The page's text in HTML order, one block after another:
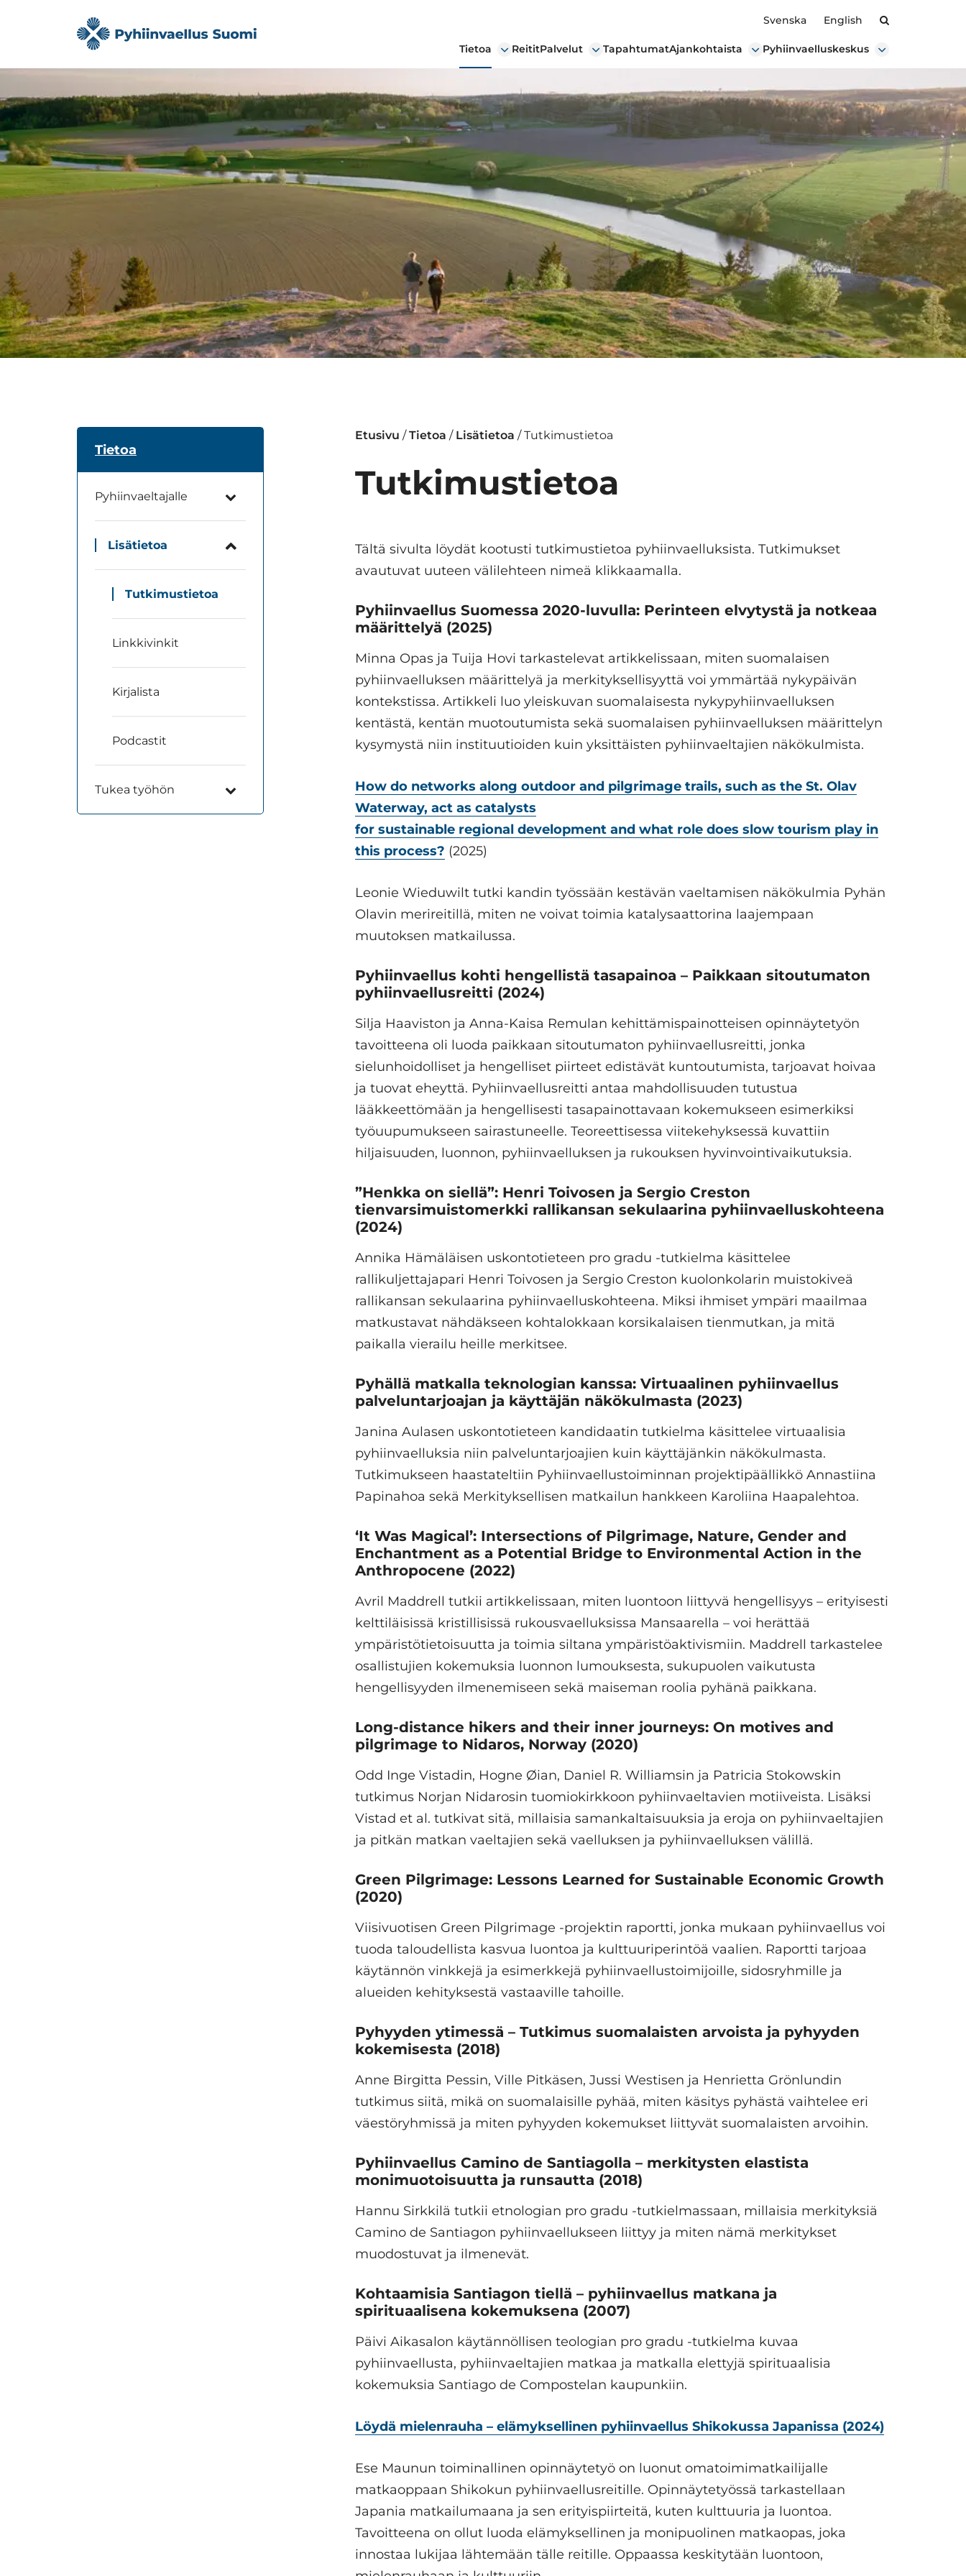
Svenska English
Tietoa ReititPalvelut TapahtumatAjankohtaista Pyhiinvaelluskeskus
Tietoa
Pyhiinvaeltajalle
Lisätietoa
Tutkimustietoa
Linkkivinkit
Kirjalista
Podcastit
Tukea työhön
Etusivu /Tietoa / Lisätietoa /Tutkimustietoa
Tutkimustietoa
Tältä sivulta löydät kootusti tutkimustietoa pyhiinvaelluksista. Tutkimukset
avautuvat uuteen välilehteen nimeä klikkaamalla.
Pyhiinvaellus Suomessa 2020-luvulla: Perinteen elvytystä ja notkeaa
määrittelyä (2025)
Minna Opas ja Tuija Hovi tarkastelevat artikkelissaan, miten suomalaisen
pyhiinvaelluksen määrittelyä ja merkityksellisyyttä voi ymmärtää nykypäivän
kontekstissa. Artikkeli luo yleiskuvan suomalaisesta nykypyhiinvaelluksen
kentästä, kentän muotoutumista sekä suomalaisen pyhiinvaelluksen määrittelyn
kysymystä niin instituutioiden kuin yksittäisten pyhiinvaeltajien näkökulmista.
How do networks along outdoor and pilgrimage trails, such as the St. Olav
Waterway, act as catalysts
for sustainable regional development and what role does slow tourism play in
this process? (2025)
Leonie Wieduwilt tutki kandin työssään kestävän vaeltamisen näkökulmia Pyhän
Olavin merireitillä, miten ne voivat toimia katalysaattorina laajempaan
muutoksen matkailussa.
Pyhiinvaellus kohti hengellistä tasapainoa – Paikkaan sitoutumaton
pyhiinvaellusreitti (2024)
Silja Haaviston ja Anna-Kaisa Remulan kehittämispainotteisen opinnäytetyön
tavoitteena oli luoda paikkaan sitoutumaton pyhiinvaellusreitti, jonka
sielunhoidolliset ja hengelliset piirteet edistävät kuntoutumista, tarjoavat hoivaa
ja tuovat eheyttä. Pyhiinvaellusreitti antaa mahdollisuuden tutustua
lääkkeettömään ja hengellisesti tasapainottavaan kokemukseen esimerkiksi
työuupumukseen sairastuneelle. Teoreettisessa viitekehyksessä kuvattiin
hiljaisuuden, luonnon, pyhiinvaelluksen ja rukouksen hyvinvointivaikutuksia.
”Henkka on siellä”: Henri Toivosen ja Sergio Creston
tienvarsimuistomerkki rallikansan sekulaarina pyhiinvaelluskohteena
(2024)
Annika Hämäläisen uskontotieteen pro gradu -tutkielma käsittelee
rallikuljettajapari Henri Toivosen ja Sergio Creston kuolonkolarin muistokiveä
rallikansan sekulaarina pyhiinvaelluskohteena. Miksi ihmiset ympäri maailmaa
matkustavat nähdäkseen kohtalokkaan korsikalaisen tienmutkan, ja mitä
paikalla vierailu heille merkitsee.
Pyhällä matkalla teknologian kanssa: Virtuaalinen pyhiinvaellus
palveluntarjoajan ja käyttäjän näkökulmasta (2023)
Janina Aulasen uskontotieteen kandidaatin tutkielma käsittelee virtuaalisia
pyhiinvaelluksia niin palveluntarjoajien kuin käyttäjänkin näkökulmasta.
Tutkimukseen haastateltiin Pyhiinvaellustoiminnan projektipäällikkö Annastiina
Papinahoa sekä Merkityksellisen matkailun hankkeen Karoliina Haapalehtoa.
‘It Was Magical’: Intersections of Pilgrimage, Nature, Gender and
Enchantment as a Potential Bridge to Environmental Action in the
Anthropocene (2022)
Avril Maddrell tutkii artikkelissaan, miten luontoon liittyvä hengellisyys – erityisesti
kelttiläisissä kristillisissä rukousvaelluksissa Mansaarella – voi herättää
ympäristötietoisuutta ja toimia siltana ympäristöaktivismiin. Maddrell tarkastelee
osallistujien kokemuksia luonnon lumouksesta, sukupuolen vaikutusta
hengellisyyden ilmenemiseen sekä maiseman roolia pyhänä paikkana.
Long-distance hikers and their inner journeys: On motives and
pilgrimage to Nidaros, Norway (2020)
Odd Inge Vistadin, Hogne Øian, Daniel R. Williamsin ja Patricia Stokowskin
tutkimus Norjan Nidarosin tuomiokirkkoon pyhiinvaeltavien motiiveista. Lisäksi
Vistad et al. tutkivat sitä, millaisia samankaltaisuuksia ja eroja on pyhiinvaeltajien
ja pitkän matkan vaeltajien sekä vaelluksen ja pyhiinvaelluksen välillä.
Green Pilgrimage: Lessons Learned for Sustainable Economic Growth
(2020)
Viisivuotisen Green Pilgrimage -projektin raportti, jonka mukaan pyhiinvaellus voi
tuoda taloudellista kasvua luontoa ja kulttuuriperintöä vaalien. Raportti tarjoaa
käytännön vinkkejä ja esimerkkejä pyhiinvaellustoimijoille, sidosryhmille ja
alueiden kehityksestä vastaaville tahoille.
Pyhyyden ytimessä – Tutkimus suomalaisten arvoista ja pyhyyden
kokemisesta (2018)
Anne Birgitta Pessin, Ville Pitkäsen, Jussi Westisen ja Henrietta Grönlundin
tutkimus siitä, mikä on suomalaisille pyhää, miten käsitys pyhästä vaihtelee eri
väestöryhmissä ja miten pyhyyden kokemukset liittyvät suomalaisten arvoihin.
Pyhiinvaellus Camino de Santiagolla – merkitysten elastista
monimuotoisuutta ja runsautta (2018)
Hannu Sirkkilä tutkii etnologian pro gradu -tutkielmassaan, millaisia merkityksiä
Camino de Santiagon pyhiinvaellukseen liittyy ja miten nämä merkitykset
muodostuvat ja ilmenevät.
Kohtaamisia Santiagon tiellä – pyhiinvaellus matkana ja
spirituaalisena kokemuksena (2007)
Päivi Aikasalon käytännöllisen teologian pro gradu -tutkielma kuvaa
pyhiinvaellusta, pyhiinvaeltajien matkaa ja matkalla elettyjä spirituaalisia
kokemuksia Santiago de Compostelan kaupunkiin.
Löydä mielenrauha – elämyksellinen pyhiinvaellus Shikokussa Japanissa (2024)
Ese Maunun toiminallinen opinnäytetyö on luonut omatoimimatkailijalle
matkaoppaan Shikokun pyhiinvaellusreitille. Opinnäytetyössä tarkastellaan
Japania matkailumaana ja sen erityispiirteitä, kuten kulttuuria ja luontoa.
Tavoitteena on ollut luoda elämyksellinen ja monipuolinen matkaopas, joka
innostaa lukijaa lähtemään tälle reitille. Oppaassa keskitytään luontoon,